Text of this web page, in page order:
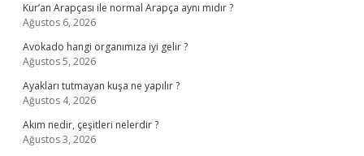
Kur’an Arapçası ile normal Arapça aynı mıdır ?
Ağustos 6, 2026
Avokado hangi organımıza iyi gelir ?
Ağustos 5, 2026
Ayakları tutmayan kuşa ne yapılır ?
Ağustos 4, 2026
Akım nedir, çeşitleri nelerdir ?
Ağustos 3, 2026